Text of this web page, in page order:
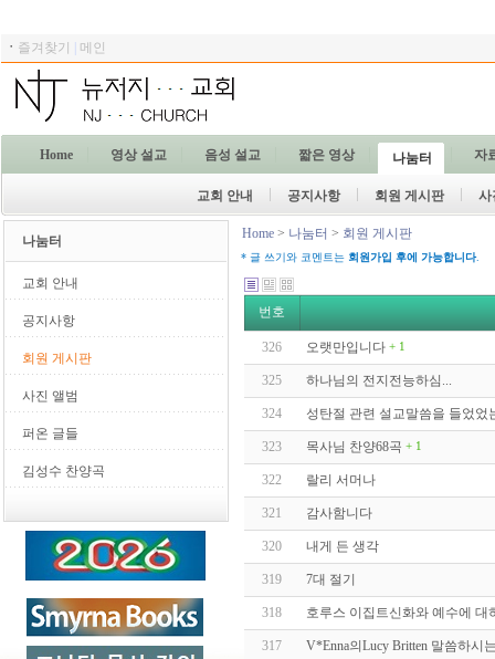
ㆍ 즐겨찾기 메인
Home 영상 설교 음성 설교 짧은 영상 나눔터 자
교회 안내 공지사항 회원 게시판 사
나눔터
교회 안내
공지사항
회원 게시판
사진 앨범
퍼온 글들
김성수 찬양곡
Home > 나눔터 > 회원 게시판
* 글 쓰기와 코멘트는 회원가입 후에 가능합니다.
번호
326 오랫만입니다 + 1
325 하나님의 전지전능하심...
324 성탄절 관련 설교말씀을 들었었
323 목사님 찬양68곡 + 1
322 랄리 서머나
321 감사함니다
320 내게 든 생각
319 7대 절기
318 호루스 이집트신화와 예수에 대
317 V*Enna의Lucy Britten 말씀하시